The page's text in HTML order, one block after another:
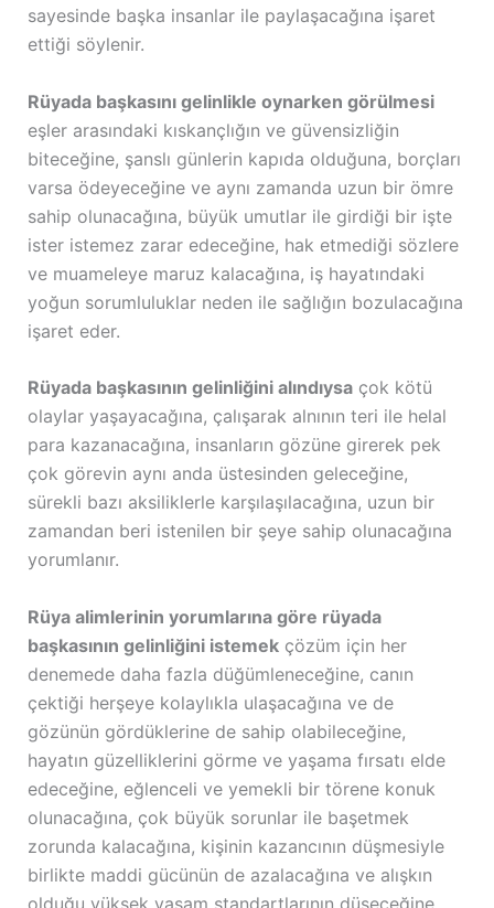
sayesinde başka insanlar ile paylaşacağına işaret
ettiği söylenir.
Rüyada başkasını gelinlikle oynarken görülmesi
eşler arasındaki kıskançlığın ve güvensizliğin
biteceğine, şanslı günlerin kapıda olduğuna, borçları
varsa ödeyeceğine ve aynı zamanda uzun bir ömre
sahip olunacağına, büyük umutlar ile girdiği bir işte
ister istemez zarar edeceğine, hak etmediği sözlere
ve muameleye maruz kalacağına, iş hayatındaki
yoğun sorumluluklar neden ile sağlığın bozulacağına
işaret eder.
Rüyada başkasının gelinliğini alındıysaçok kötü
olaylar yaşayacağına, çalışarak alnının teri ile helal
para kazanacağına, insanların gözüne girerek pek
çok görevin aynı anda üstesinden geleceğine,
sürekli bazı aksiliklerle karşılaşılacağına, uzun bir
zamandan beri istenilen bir şeye sahip olunacağına
yorumlanır.
Rüya alimlerinin yorumlarına göre rüyada
başkasının gelinliğini istemekçözüm için her
denemede daha fazla düğümleneceğine, canın
çektiği herşeye kolaylıkla ulaşacağına ve de
gözünün gördüklerine de sahip olabileceğine,
hayatın güzelliklerini görme ve yaşama fırsatı elde
edeceğine, eğlenceli ve yemekli bir törene konuk
olunacağına, çok büyük sorunlar ile başetmek
zorunda kalacağına, kişinin kazancının düşmesiyle
birlikte maddi gücünün de azalacağına ve alışkın
olduğu yüksek yaşam standartlarının düşeceğine